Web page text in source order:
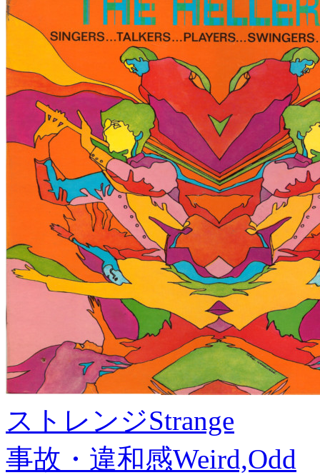
ストレンジStrange
事故・違和感Weird,Odd